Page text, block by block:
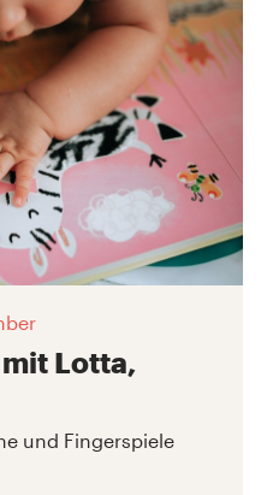
Lotta,
und Fingerspiele